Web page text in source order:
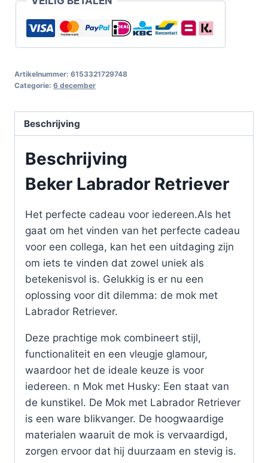
Artikelnummer: 6153321729748
Categorie: 6 december
Beschrijving
Beschrijving
Beker Labrador Retriever
Het perfecte cadeau voor iedereen.Als het
gaat om het vinden van het perfecte cadeau
voor een collega, kan het een uitdaging zijn
om iets te vinden dat zowel uniek als
betekenisvol is. Gelukkig is er nu een
oplossing voor dit dilemma: de mok met
Labrador Retriever.
Deze prachtige mok combineert stijl,
functionaliteit en een vleugje glamour,
waardoor het de ideale keuze is voor
iedereen. n Mok met Husky: Een staat van
de kunstikel. De Mok met Labrador Retriever
is een ware blikvanger. De hoogwaardige
materialen waaruit de mok is vervaardigd,
zorgen ervoor dat hij duurzaam en stevig is.